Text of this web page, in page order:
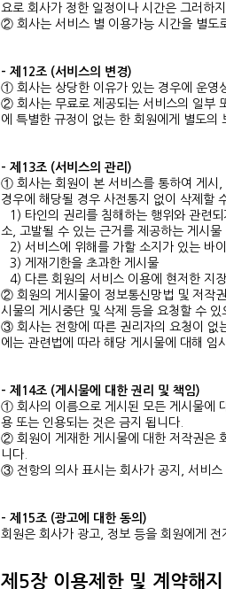
요로 회사가 정한 일정이나 시간은 그러하
② 회사는 서비스 별 이용가능 시간을 별도
- 제12조 (서비스의 변경)
① 회사는 상당한 이유가 있는 경우에 운영
② 회사는 무료로 제공되는 서비스의 일부
에 특별한 규정이 없는 한 회원에게 별도의
- 제13조 (서비스의 관리)
① 회사는 회원이 본 서비스를 통하여 게시,
경우에 해당될 경우 사전통지 없이 삭제할
1) 타인의 권리를 침해하는 행위와 관련
소, 고발될 수 있는 근거를 제공하는 게시물
2) 서비스에 위해를 가할 소지가 있는 바
3) 게재기한을 초과한 게시물
4) 다른 회원의 서비스 이용에 현저한 지
② 회원의 게시물이 정보통신망법 및 저작
시물의 게시중단 및 삭제 등을 요청할 수
③ 회사는 전항에 따른 권리자의 요청이 없
에는 관련법에 따라 해당 게시물에 대해 임
- 제14조 (게시물에 대한 권리 및 책임)
① 회사의 이름으로 게시된 모든 게시물에
용 또는 인용되는 것은 금지 됩니다.
② 회원이 게재한 게시물에 대한 저작권은
니다.
③ 전항의 의사 표시는 회사가 공지, 서비스
- 제15조 (광고에 대한 동의)
회원은 회사가 광고, 정보 등을 회원에게
제5장 이용제한 및 계약해지